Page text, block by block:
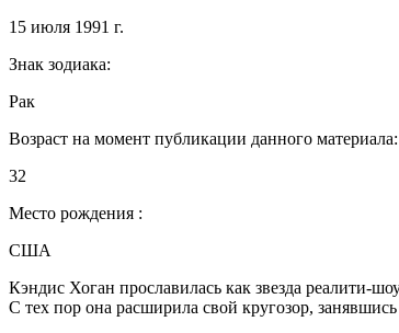
15 июля 1991 г.
Знак зодиака:
Рак
Возраст на момент публикации данного материала:
32
Место рождения :
США
Кэндис Хоган прославилась как звезда реалити-
С тех пор она расширила свой кругозор,